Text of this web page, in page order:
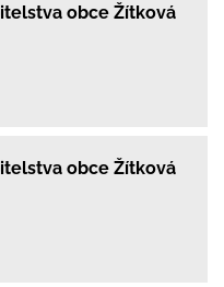
obce Žítková
obce Žítková